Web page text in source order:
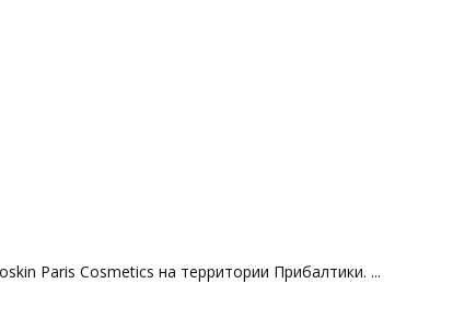
Paris Сosmetics на территории Прибалтики. ...